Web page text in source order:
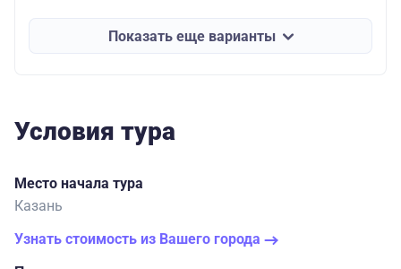
Показать еще варианты
Условия тура
Место начала тура
Казань
Узнать стоимость из Вашего города